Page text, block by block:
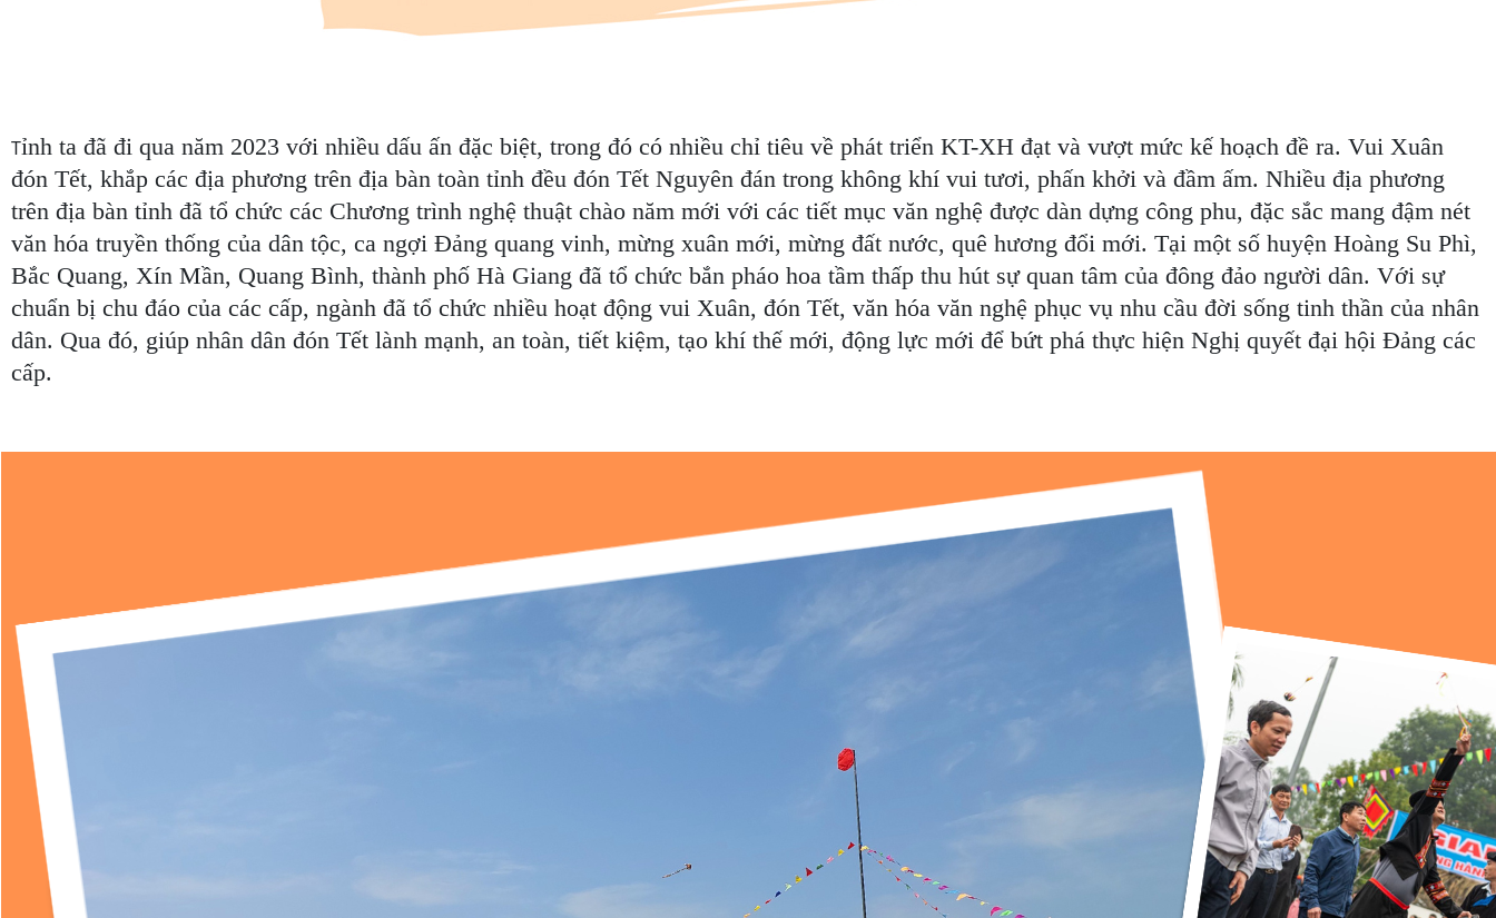
Tỉnh ta đã đi qua năm 2023 với nhiều dấu ấn đặc biệt, trong đó có nhiều chỉ tiêu về phát triển KT-XH đạt và vượt mức kế hoạch đề ra. Vui Xuân
đón Tết, khắp các địa phương trên địa bàn toàn tỉnh đều đón Tết Nguyên đán trong không khí vui tươi, phấn khởi và đầm ấm. Nhiều địa phương
trên địa bàn tỉnh đã tổ chức các Chương trình nghệ thuật chào năm mới với các tiết mục văn nghệ được dàn dựng công phu, đặc sắc mang đậm nét
văn hóa truyền thống của dân tộc, ca ngợi Đảng quang vinh, mừng xuân mới, mừng đất nước, quê hương đổi mới. Tại một số huyện Hoàng Su Phì,
Bắc Quang, Xín Mần, Quang Bình, thành phố Hà Giang đã tổ chức bắn pháo hoa tầm thấp thu hút sự quan tâm của đông đảo người dân. Với sự
chuẩn bị chu đáo của các cấp, ngành đã tổ chức nhiều hoạt động vui Xuân, đón Tết, văn hóa văn nghệ phục vụ nhu cầu đời sống tinh thần của nhân
dân. Qua đó, giúp nhân dân đón Tết lành mạnh, an toàn, tiết kiệm, tạo khí thế mới, động lực mới để bứt phá thực hiện Nghị quyết đại hội Đảng các
cấp.